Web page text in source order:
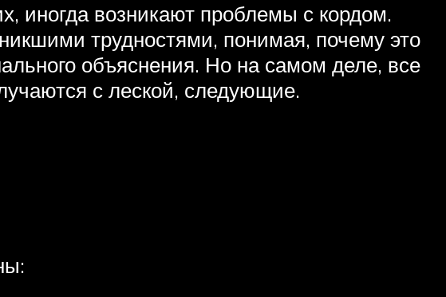
иногда возникают проблемы с кордом.
трудностями, понимая, почему это
объяснения. Но на самом деле, все
с леской, следующие.